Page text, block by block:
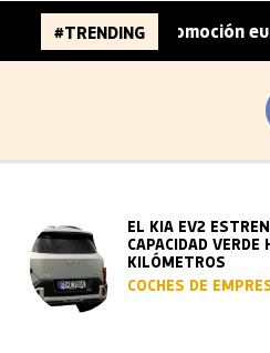
#TRENDING
automoción europea si
EL KIA EV2
CAPACIDAD
KILÓMETROS
COCHES DE